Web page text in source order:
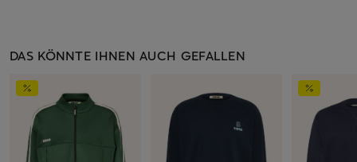
DAS KÖNNTE IHNEN AUCH GEFALLEN